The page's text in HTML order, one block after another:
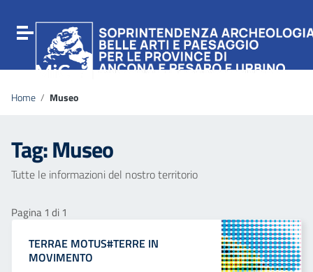
Vai al menu di navigazione
Vai al footer
Attiva / disattiva la navigazione
Home / Museo
Tag:Museo
Tutte le informazioni del nostro territorio
Pagina 1 di 1
TERRAE MOTUS#TERRE IN
MOVIMENTO